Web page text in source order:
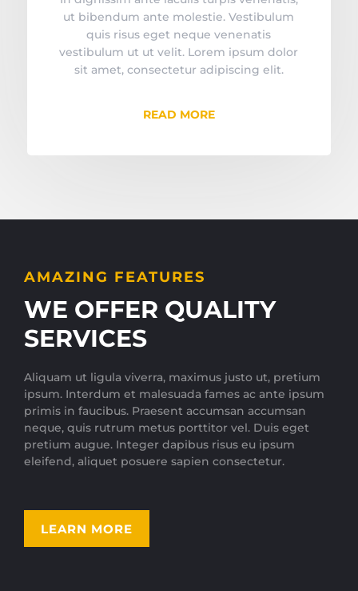
ut bibendum ante molestie. Vestibulum
quis risus eget neque venenatis
vestibulum ut ut velit. Lorem ipsum dolor
sit amet, consectetur adipiscing elit.
READ MORE
AMAZING FEATURES
WE OFFER QUALITY
SERVICES
Aliquam ut ligula viverra, maximus justo ut, pretium
ipsum. Interdum et malesuada fames ac ante ipsum
primis in faucibus. Praesent accumsan accumsan
neque, quis rutrum metus porttitor vel. Duis eget
pretium augue. Integer dapibus risus eu ipsum
eleifend, aliquet posuere sapien consectetur.
LEARN MORE